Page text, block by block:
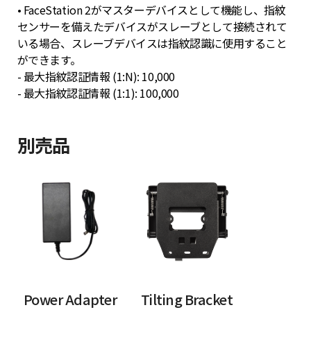
• FaceStation 2がマスターデバイスとして機能し、指紋
センサーを備えたデバイスがスレーブとして接続されて
いる場合、スレーブデバイスは指紋認識に使用すること
ができます。
- 最大指紋認証情報 (1:N): 10,000
- 最大指紋認証情報 (1:1): 100,000
別売品
Power Adapter Tilting Bracket